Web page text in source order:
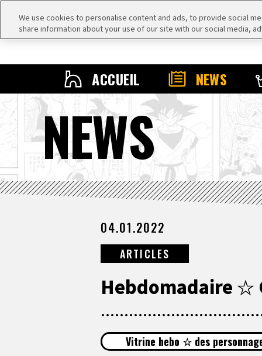
ACCUEIL NEWS
NEWS
04.01.2022
ARTICLES
Hebdomadaire ☆
Vitrine hebo ☆ des
We use cookies to personalise content and ads, to provide social
share information about your use of our site with our social media,